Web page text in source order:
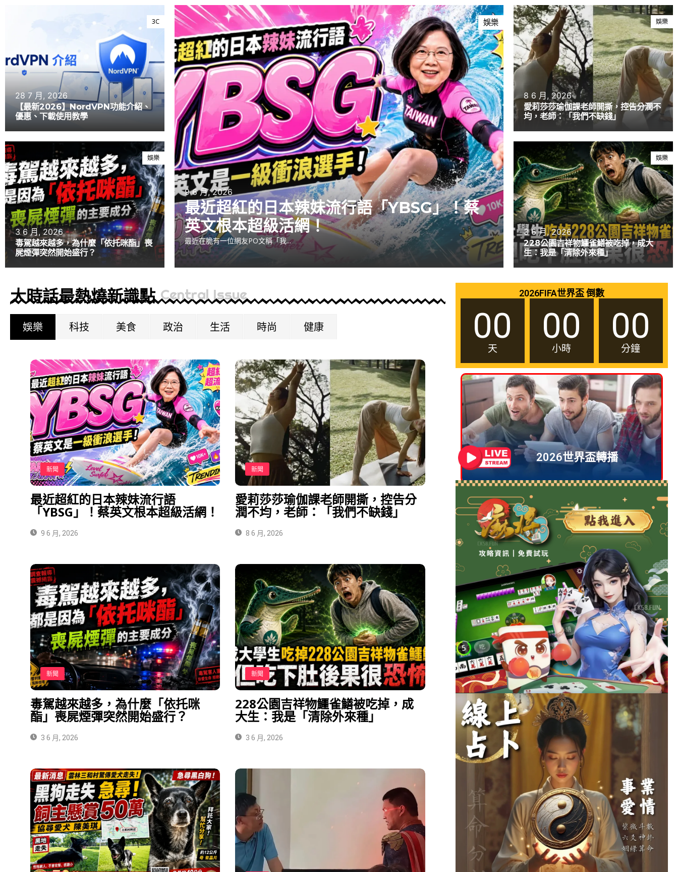
28 7 月, 2026
【最新2026】NordVPN功能介紹、
優惠、下載使用教學
3C
9 6 月, 2026
最近超紅的日本辣妹流行語「YBSG」！蔡
英文根本超級活網！
最近在脆有一位網友PO文稱「我...
娛樂
8 6 月, 2026
愛莉莎莎瑜伽課老師開撕，控告分潤不
均，老師：「我們不缺錢」
娛樂
3 6 月, 2026
毒駕越來越多，為什麼「依托咪酯」喪
屍煙彈突然開始盛行？
娛樂
3 6 月, 2026
228公園吉祥物鱷雀鱔被吃掉，成大
生：我是「清除外來種」
娛樂
大時話最熱燒新識點 Central Issue
娛樂 科技 美食 政治 生活 時尚 健康
新聞
最近超紅的日本辣妹流行語
「YBSG」！蔡英文根本超級活網！
9 6 月, 2026
新聞
愛莉莎莎瑜伽課老師開撕，控告分
潤不均，老師：「我們不缺錢」
8 6 月, 2026
新聞
毒駕越來越多，為什麼「依托咪
酯」喪屍煙彈突然開始盛行？
3 6 月, 2026
新聞
228公園吉祥物鱷雀鱔被吃掉，成
大生：我是「清除外來種」
3 6 月, 2026
2026FIFA世界盃 倒數
00
天
00
小時
00
分鐘
2026世界盃轉播